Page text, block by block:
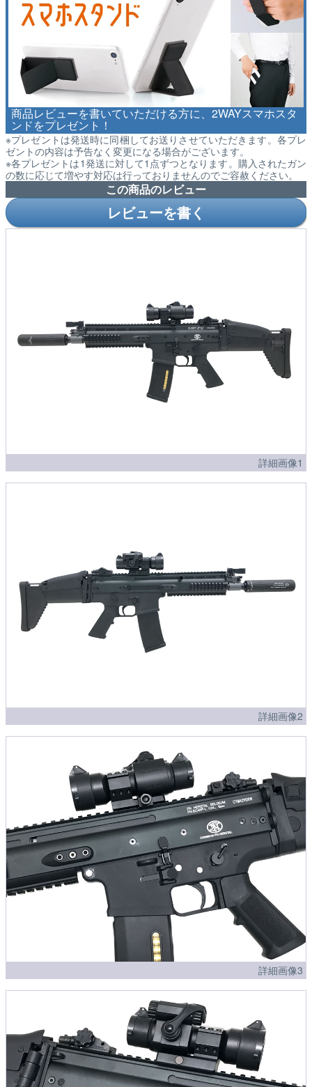
商品レビューを書いていただける方に、2WAYスマホスタ
ンドをプレゼント！
※プレゼントは発送時に同梱してお送りさせていただきます。各プレ
ゼントの内容は予告なく変更になる場合がございます。
※各プレゼントは1発送に対して1点ずつとなります。購入されたガン
の数に応じて増やす対応は行っておりませんのでご容赦ください。
この商品のレビュー
レビューを書く
詳細画像1
詳細画像2
詳細画像3